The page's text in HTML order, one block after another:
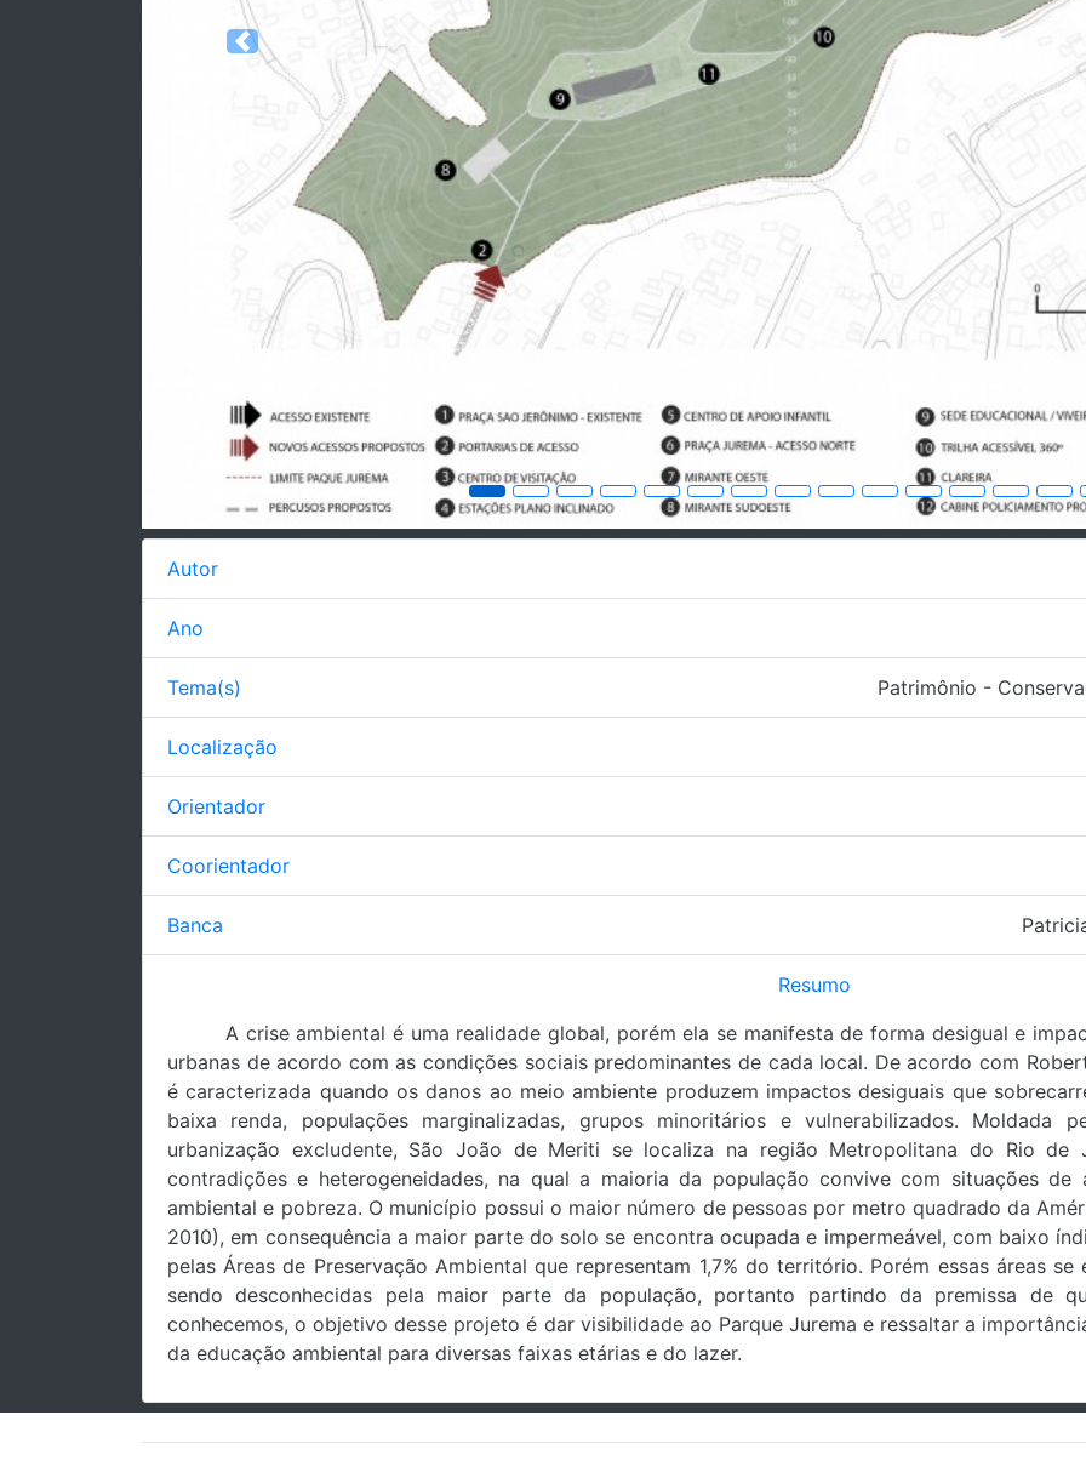
Previous
Autor
Ano
Tema(s) Patrimônio -
Localização
Orientador
Coorientador
Banca
Resumo
A crise ambiental é uma realidade global, porém ela se manifesta de forma desigual e
urbanas de acordo com as condições sociais predominantes de cada local. De acordo com
é caracterizada quando os danos ao meio ambiente produzem impactos desiguais que
baixa renda, populações marginalizadas, grupos minoritários e vulnerabilizados. Moldada
urbanização excludente, São João de Meriti se localiza na região Metropolitana do Rio de
contradições e heterogeneidades, na qual a maioria da população convive com situações de
ambiental e pobreza. O município possui o maior número de pessoas por metro quadrado da
2010), em consequência a maior parte do solo se encontra ocupada e impermeável, com baixo
pelas Áreas de Preservação Ambiental que representam 1,7% do território. Porém essas áreas
sendo desconhecidas pela maior parte da população, portanto partindo da premissa de
conhecemos, o objetivo desse projeto é dar visibilidade ao Parque Jurema e ressaltar a
da educação ambiental para diversas faixas etárias e do lazer.